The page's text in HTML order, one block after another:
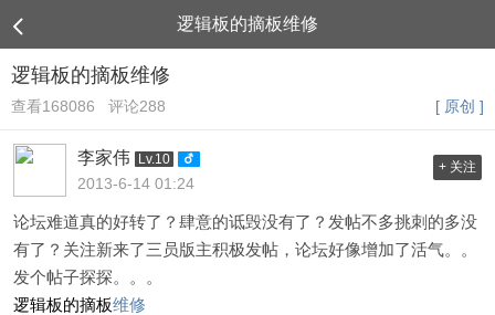
逻辑板的摘板维修
逻辑板的摘板维修
查看168086 评论288 [ 原创 ]
李家伟 Lv.10
2013-6-14 01:24
+ 关注
论坛难道真的好转了？肆意的诋毁没有了？发帖不多挑刺的多没
有了？关注新来了三员版主积极发帖，论坛好像增加了活气。。
发个帖子探探。。。
逻辑板的摘板维修